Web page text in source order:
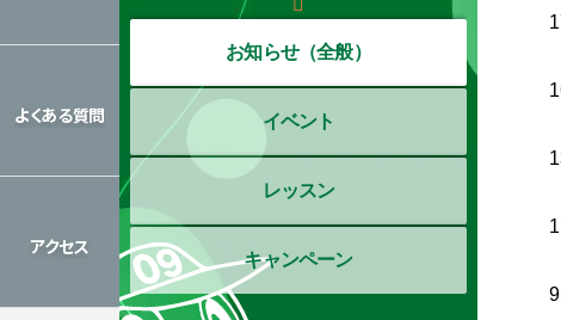
よくある質問
アクセス
お知らせ（全般）
イベント
レッスン
キャンペーン